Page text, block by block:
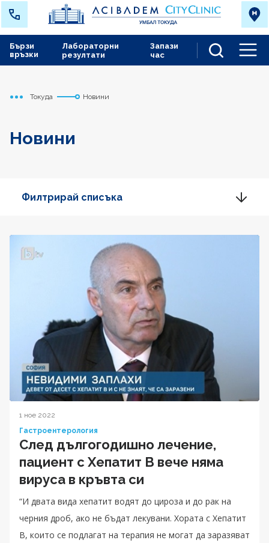
Лабораторни
резултати
Запази
час
Бързи
връзки
Начало
Токуда Новини
Новини
Филтрирай списъка
1 ное 2022
Гастроентерология
След дългогодишно лечение,
пациент с Хепатит B вече няма
вируса в кръвта си
“И двата вида хепатит водят до цироза и до рак на
черния дроб, ако не бъдат лекувани. Хората с Хепатит
B, които се подлагат на терапия не могат да заразяват